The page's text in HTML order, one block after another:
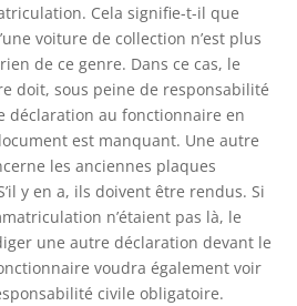
Cela signifie-t-il que
voiture de collection n’est plus
de ce genre. Dans ce cas, le
doit, sous peine de responsabilité
déclaration au fonctionnaire en
est manquant. Une autre
les anciennes plaques
y en a, ils doivent être rendus. Si
n’étaient pas là, le
une autre déclaration devant le
voudra également voir
civile obligatoire.